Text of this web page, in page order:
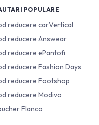
POPULARE
reducere carVertical
reducere Answear
reducere ePantofi
reducere Fashion Days
reducere Footshop
reducere Modivo
Flanco